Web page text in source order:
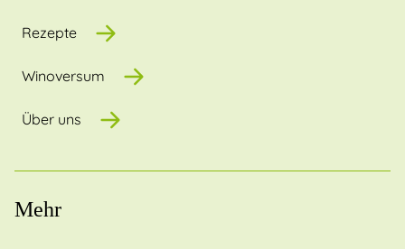
Rezepte
Winoversum
Über uns
Mehr